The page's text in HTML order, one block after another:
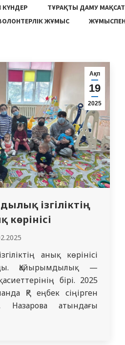
КҮНДЕР
ТҰРАҚТЫ ДАМУ
ЖҰМЫС
Ақп
19
2025
ізгіліктің
көрінісі
анық көрінісі
Қайырымдылық —
бірі. 2025
ҚР еңбек сіңірген
Назарова атындағы
пәндер кафедрасының